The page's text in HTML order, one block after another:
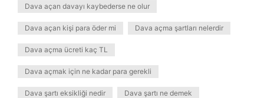
Dava açan davayı kaybederse ne olur
Dava açan kişi para öder mi Dava açma şartları nelerdir
Dava açma ücreti kaç TL
Dava açmak için ne kadar para gerekli
Dava şartı eksikliği nedir Dava şartı ne demek